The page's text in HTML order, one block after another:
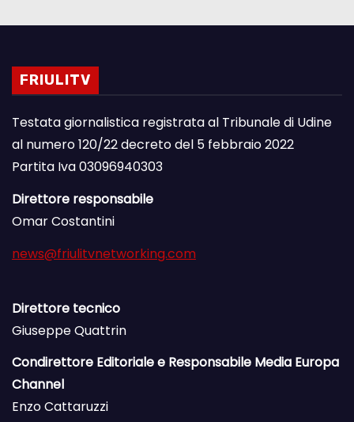
FRIULITV
Testata giornalistica registrata al Tribunale di Udine
al numero 120/22 decreto del 5 febbraio 2022
Partita Iva 03096940303
Direttore responsabile
Omar Costantini
news@friulitvnetworking.com
Direttore tecnico
Giuseppe Quattrin
Condirettore Editoriale e Responsabile Media Europa
Channel
Enzo Cattaruzzi